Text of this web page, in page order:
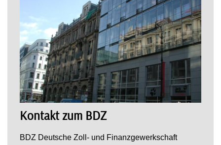
Kontakt zum BDZ
BDZ Deutsche Zoll- und Finanzgewerkschaft